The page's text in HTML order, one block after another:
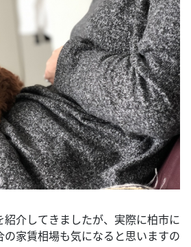
紹介してきましたが、実際に柏市に
家賃相場も気になると思いますの